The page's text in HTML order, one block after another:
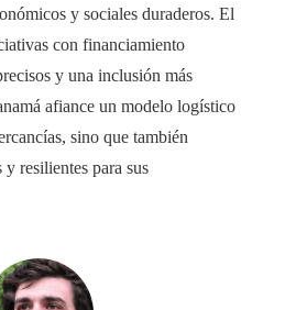
y sociales duraderos. El
con financiamiento
y una inclusión más
afiance un modelo logístico
sino que también
resilientes para sus